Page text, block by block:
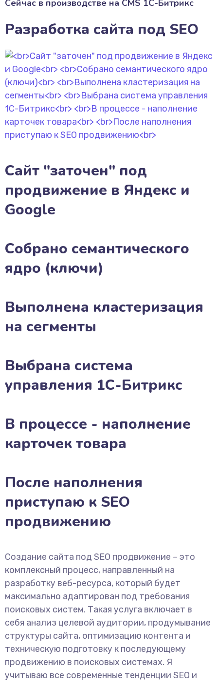
Сейчас в производстве на CMS 1С-Битрикс
Разработка сайта под SEO
Сайт "заточен" под
продвижение в Яндекс и
Google
Собрано семантического
ядро (ключи)
Выполнена кластеризация
на сегменты
Выбрана система
управления 1С-Битрикс
В процессе - наполнение
карточек товара
После наполнения
приступаю к SEO
продвижению
Создание сайта под SEO продвижение – это
комплексный процесс, направленный на
разработку веб-ресурса, который будет
максимально адаптирован под требования
поисковых систем. Такая услуга включает в
себя анализ целевой аудитории, продумывание
структуры сайта, оптимизацию контента и
техническую подготовку к последующему
продвижению в поисковых системах. Я
учитываю все современные тенденции SEO и